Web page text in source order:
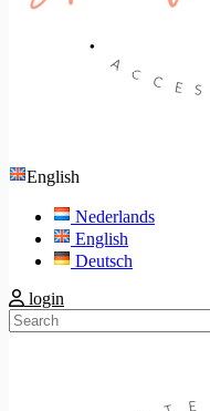
English
Nederlands
English
Deutsch
login